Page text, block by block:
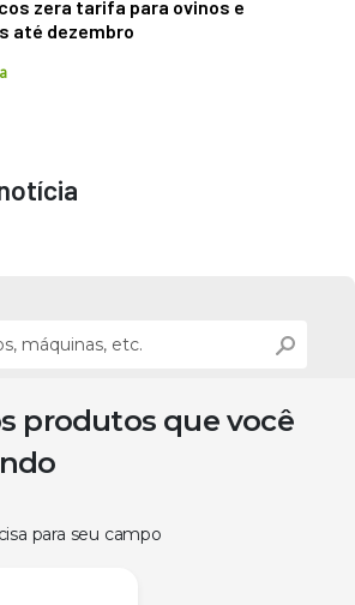
zera tarifa para ovinos e
até dezembro
produtos que você
para seu campo